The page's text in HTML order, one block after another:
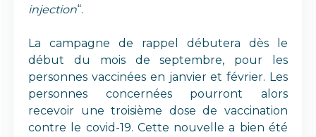
injection“.
La campagne de rappel débutera dès le
début du mois de septembre, pour les
personnes vaccinées en janvier et février. Les
personnes concernées pourront alors
recevoir une troisième dose de vaccination
contre le covid-19. Cette nouvelle a bien été